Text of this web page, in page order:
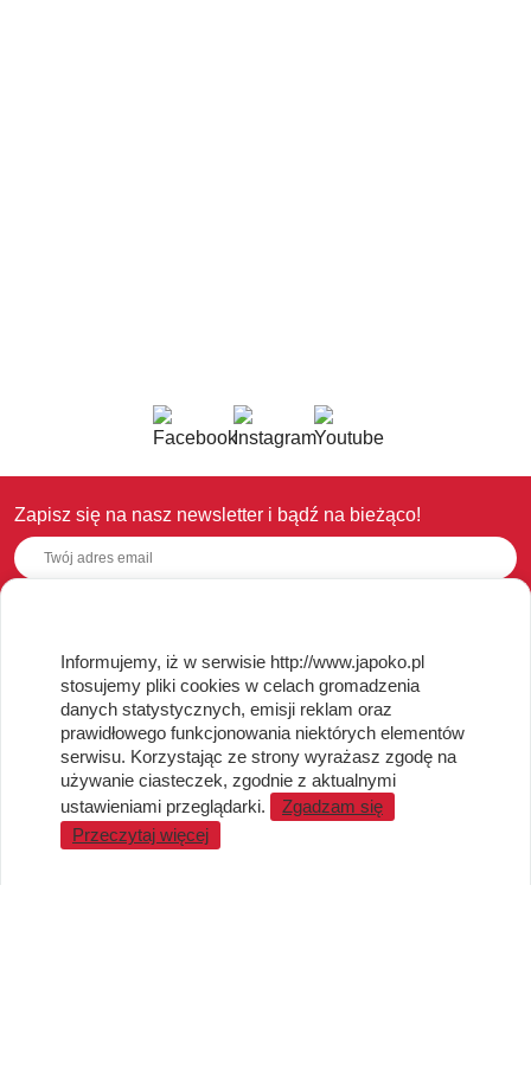
Zapisz się na nasz newsletter i bądź na bieżąco!
OBSŁUGA KLIENTA
Regulamin i Polityka Cookies
Dostawa, Reklamacje i Zwroty
Metody płatności
Standardy jakości i bezpieczeństwa
WARTO WIEDZIEĆ
Informujemy, iż w serwisie http://www.japoko.pl
stosujemy pliki cookies w celach gromadzenia
danych statystycznych, emisji reklam oraz
prawidłowego funkcjonowania niektórych elementów
serwisu. Korzystając ze strony wyrażasz zgodę na
używanie ciasteczek, zgodnie z aktualnymi
ustawieniami przeglądarki.
Zgadzam się
Przeczytaj więcej